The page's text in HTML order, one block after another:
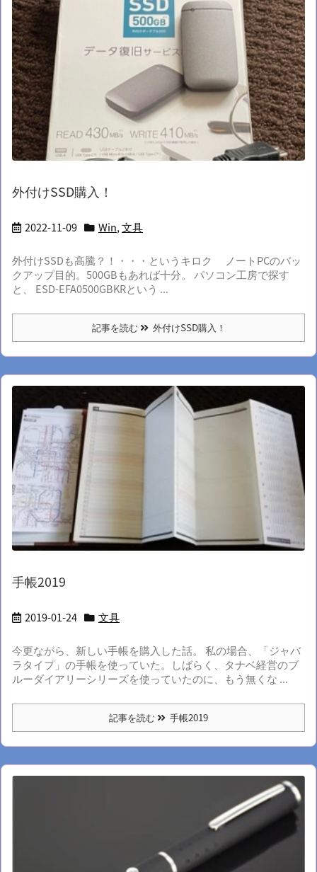
外付けSSD購入！
2022-11-09 Win,文具
外付けSSDも高騰？！・・・というキロク ノートPCのバッ
クアップ目的。500GBもあれば十分。 パソコン工房で探す
と、 ESD-EFA0500GBKRという ...
記事を読む 外付けSSD購入！
手帳2019
2019-01-24 文具
今更ながら、新しい手帳を購入した話。 私の場合、「ジャバ
ラタイプ」の手帳を使っていた。しばらく、タナベ経営のブ
ルーダイアリーシリーズを使っていたのに、もう無くな ...
記事を読む 手帳2019